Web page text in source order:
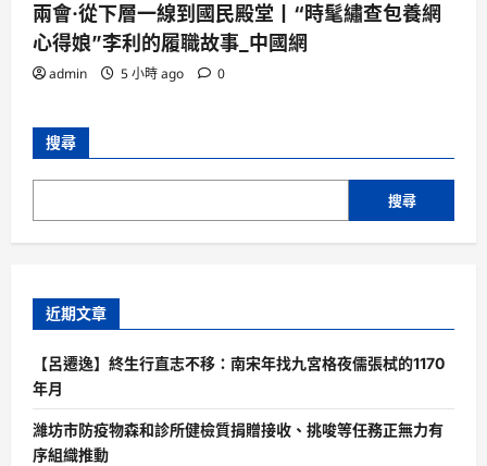
兩會·從下層一線到國民殿堂丨“時髦繡查包養網
心得娘”李利的履職故事_中國網
admin 5 小時 ago 0
搜尋
搜尋
近期文章
【呂遷逸】終生行直志不移：南宋年找九宮格夜儒張栻的1170
年月
濰坊市防疫物森和診所健檢質捐贈接收、挑唆等任務正無力有
序組織推動